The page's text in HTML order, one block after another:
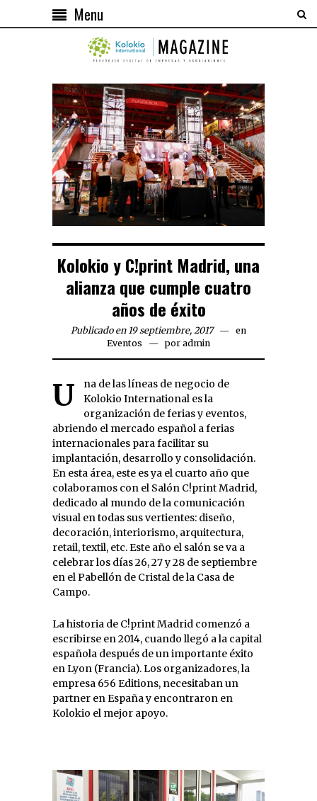
Menu
Kolokio y C!print Madrid, una
alianza que cumple cuatro
años de éxito
Publicado en 19 septiembre, 2017
en
Eventos
por admin
Una de las líneas de negocio de
Kolokio International es la
organización de ferias y eventos,
abriendo el mercado español a ferias
internacionales para facilitar su
implantación, desarrollo y consolidación.
En esta área, este es ya el cuarto año que
colaboramos con el Salón C!print Madrid,
dedicado al mundo de la comunicación
visual en todas sus vertientes: diseño,
decoración, interiorismo, arquitectura,
retail, textil, etc. Este año el salón se va a
celebrar los días 26, 27 y 28 de septiembre
en el Pabellón de Cristal de la Casa de
Campo.
La historia de C!print Madrid comenzó a
escribirse en 2014, cuando llegó a la capital
española después de un importante éxito
en Lyon (Francia). Los organizadores, la
empresa 656 Editions, necesitaban un
partner en España y encontraron en
Kolokio el mejor apoyo.